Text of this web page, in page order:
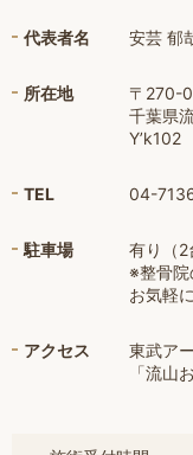
代表者名 安芸 郁
所在地
〒270-
千葉県
Y’k102
TEL 04-
駐車場
有り（2
※整骨院
お気軽
アクセス
東武ア
「流山